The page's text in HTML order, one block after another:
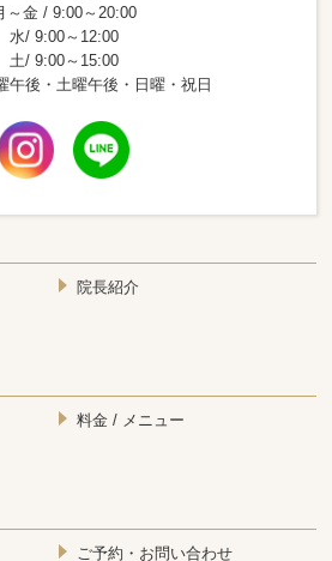
～金 / 9:00～20:00
水/ 9:00～12:00
土/ 9:00～15:00
午後・土曜午後・日曜・祝日
院長紹介
料金 / メニュー
ご予約・お問い合わせ